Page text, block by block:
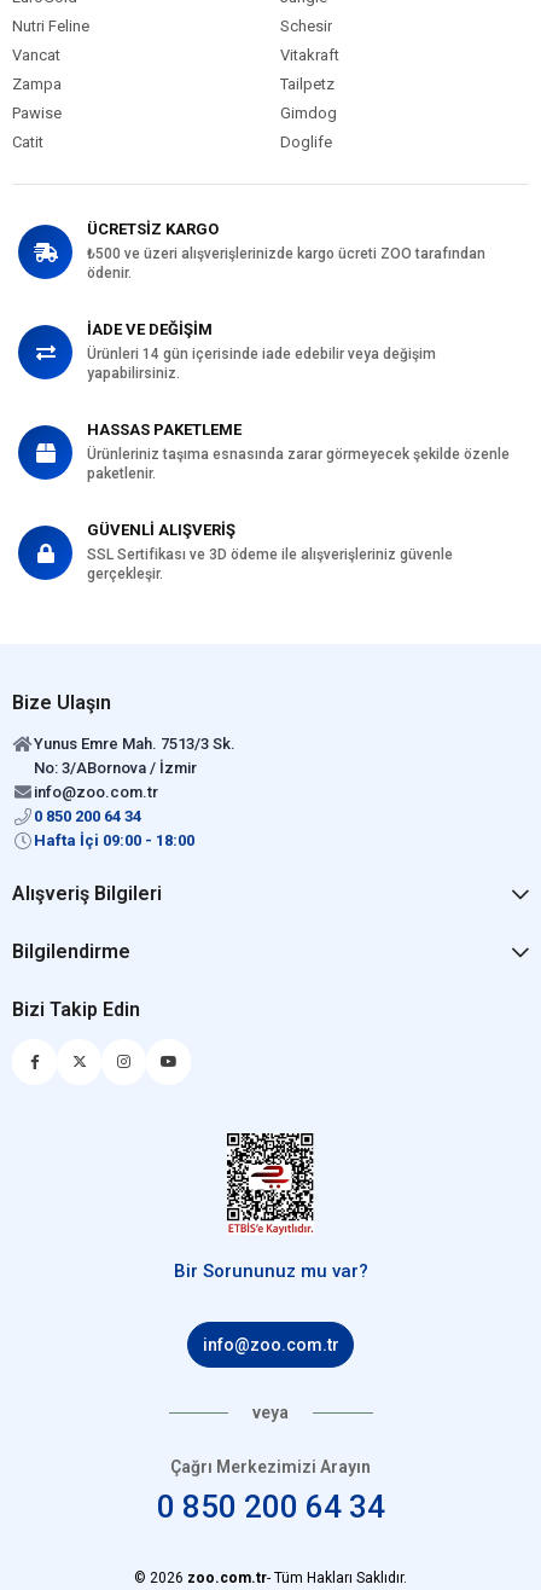
Nutri Feline
Schesir
Vancat
Vitakraft
Zampa
Tailpetz
Pawise
Gimdog
Catit
Doglife
ÜCRETSİZ KARGO
₺500 ve üzeri alışverişlerinizde kargo ücreti ZOO tarafından
ödenir.
İADE VE DEĞİŞİM
Ürünleri 14 gün içerisinde iade edebilir veya değişim
yapabilirsiniz.
HASSAS PAKETLEME
Ürünleriniz taşıma esnasında zarar görmeyecek şekilde özenle
paketlenir.
GÜVENLİ ALIŞVERİŞ
SSL Sertifikası ve 3D ödeme ile alışverişleriniz güvenle
gerçekleşir.
Bize Ulaşın
Yunus Emre Mah. 7513/3 Sk.
No: 3/ABornova / İzmir
info@zoo.com.tr
0 850 200 64 34
Hafta İçi 09:00 - 18:00
Alışveriş Bilgileri
Bilgilendirme
Bizi Takip Edin
Bir Sorununuz mu var?
info@zoo.com.tr
veya
Çağrı Merkezimizi Arayın
0 850 200 64 34
© 2026 zoo.com.tr- Tüm Hakları Saklıdır.